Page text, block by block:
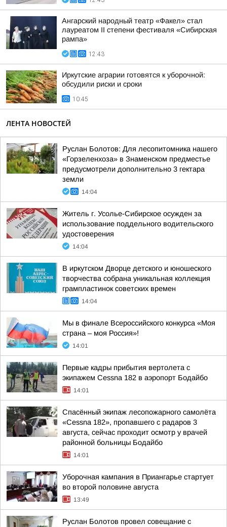
Ангарский народный театр «Факел» стал
лауреатом II степени фестиваля «Сибирская
рампа»
12:43
Иркутские аграрии готовятся к уборочной:
обсудили риски и сроки
10:45
ЛЕНТА НОВОСТЕЙ
Руслан Болотов: Для лесопитомника нашего
«Горзеленхоза» в Знаменском предместье
предусмотрели дополнительно 3 гектара
земли
14:04
Житель г. Усолье-Сибирское осужден за
использование поддельного водительского
удостоверения
14:04
В иркутском Дворце детского и юношеского
творчества собрана уникальная коллекция
грампластинок советских времен
14:04
Мы в финале Всероссийского конкурса «Моя
страна – моя Россия»!
14:01
Первые кадры прибытия вертолета с
экипажем Cessna 182 в аэропорт Бодайбо
14:01
Спасённый экипаж лесопожарного самолёта
«Cessna 182», пропавшего с радаров 3
августа, сейчас проходит осмотр у врачей
районной больницы Бодайбо
14:01
Уборочная кампания в Приангарье стартует
во второй половине августа
13:49
Руслан Болотов провел совещание с